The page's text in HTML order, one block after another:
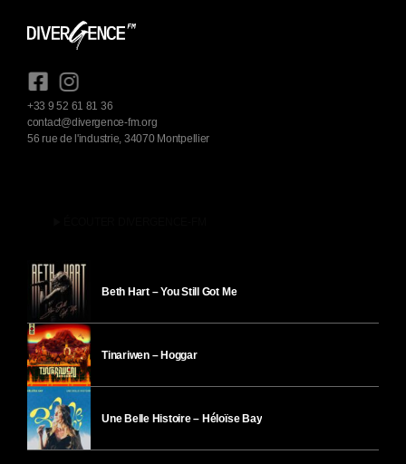
+33 9 52 61 81 36
contact@divergence-fm.org
56 rue de l'industrie, 34070 Montpellier
Beth Hart – You Still Got Me
Tinariwen – Hoggar
Une Belle Histoire – Héloïse Bay